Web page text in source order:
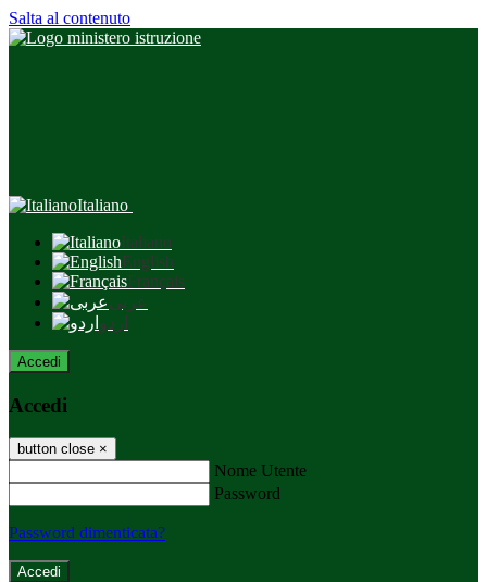
Salta al contenuto
Italiano
Italiano
English
Français
عربى
اردو
Accedi
Accedi
button close ×
Nome Utente
Password
Password dimenticata?